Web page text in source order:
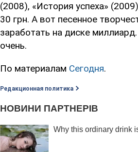
(2008), «История успеха»
30 грн. А вот песенное
заработать на диске
очень.
По материалам Сегодня.
Редакционная политика